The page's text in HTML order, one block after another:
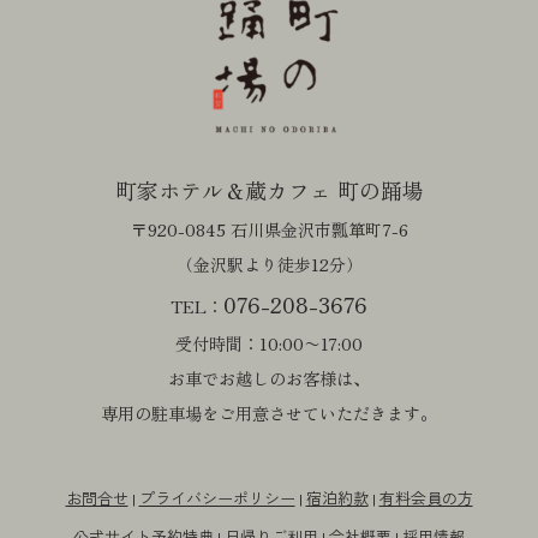
町家ホテル＆蔵カフェ 町の踊場
〒920-0845 石川県金沢市瓢箪町7-6
（金沢駅より徒歩12分）
TEL： 076-208-3676
受付時間：10:00〜17:00
お車でお越しのお客様は、
専用の駐車場をご用意させていただきます。
お問合せ | プライバシーポリシー | 宿泊約款| 有料会員の方